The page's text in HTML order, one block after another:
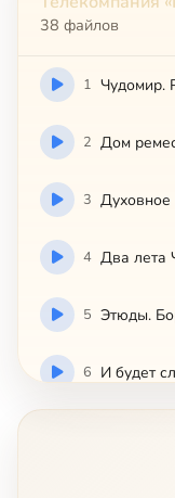
38 файлов
1 Чудомир.
2 Дом
3
4 Два лета
5 Этюды.
6